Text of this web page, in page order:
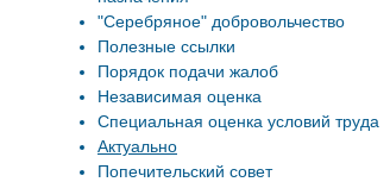
"Серебряное" добровольчество
Полезные ссылки
Порядок подачи жалоб
Независимая оценка
Специальная оценка условий труда
Актуально
Попечительский совет